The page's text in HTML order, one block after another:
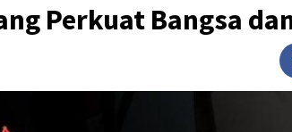
Perkuat Bangsa